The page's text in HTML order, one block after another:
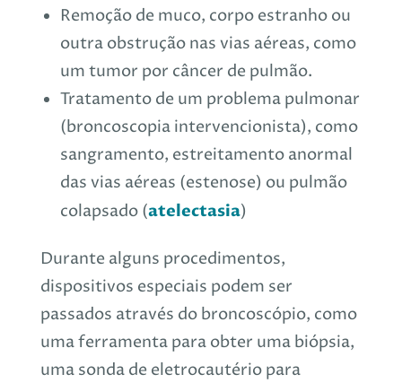
Remoção de muco, corpo estranho ou
outra obstrução nas vias aéreas, como
um tumor por câncer de pulmão.
Tratamento de um problema pulmonar
(broncoscopia intervencionista), como
sangramento, estreitamento anormal
das vias aéreas (estenose) ou pulmão
colapsado (atelectasia)
Durante alguns procedimentos,
dispositivos especiais podem ser
passados ​​através do broncoscópio, como
uma ferramenta para obter uma biópsia,
uma sonda de eletrocautério para